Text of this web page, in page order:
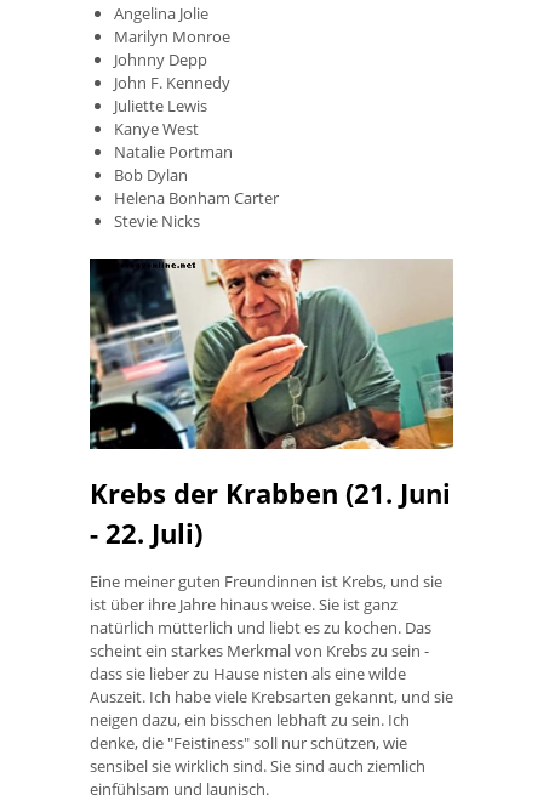
Angelina Jolie
Marilyn Monroe
Johnny Depp
John F. Kennedy
Juliette Lewis
Kanye West
Natalie Portman
Bob Dylan
Helena Bonham Carter
Stevie Nicks
Krebs der Krabben (21. Juni
- 22. Juli)
Eine meiner guten Freundinnen ist Krebs, und sie
ist über ihre Jahre hinaus weise. Sie ist ganz
natürlich mütterlich und liebt es zu kochen. Das
scheint ein starkes Merkmal von Krebs zu sein -
dass sie lieber zu Hause nisten als eine wilde
Auszeit. Ich habe viele Krebsarten gekannt, und sie
neigen dazu, ein bisschen lebhaft zu sein. Ich
denke, die "Feistiness" soll nur schützen, wie
sensibel sie wirklich sind. Sie sind auch ziemlich
einfühlsam und launisch.